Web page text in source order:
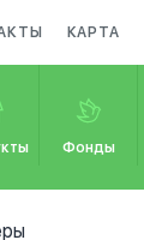
КАРТА
Фонды